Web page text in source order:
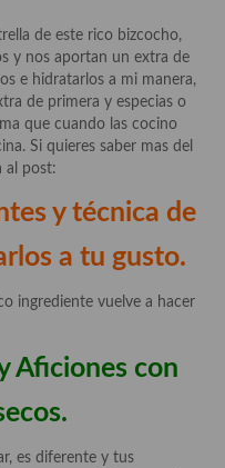
de este rico bizcocho,
y nos aportan un extra de
e hidratarlos a mi manera,
de primera y especias o
que cuando las cocino
Si quieres saber mas del
al post:
y técnica de
a tu gusto.
ingrediente vuelve a hacer
Aficiones con
es diferente y tus